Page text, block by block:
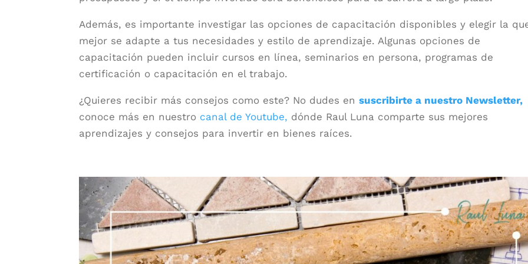
Además, es importante investigar las opciones de capacitación disponibles y elegir la
mejor se adapte a tus necesidades y estilo de aprendizaje. Algunas opciones de
capacitación pueden incluir cursos en línea, seminarios en persona, programas de
certificación o capacitación en el trabajo.
¿Quieres recibir más consejos como este? No dudes ensuscribirte a nuestro Newsletter,
conoce más en nuestro canal de Youtube, dónde Raul Luna comparte sus mejores
aprendizajes y consejos para invertir en bienes raíces.